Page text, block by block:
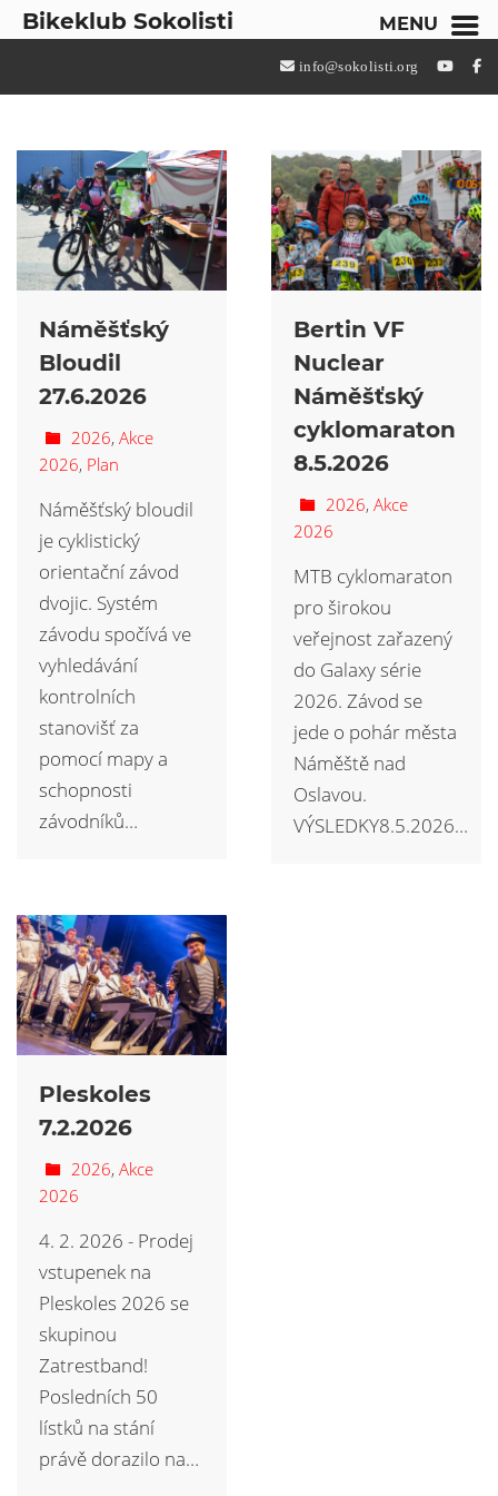
info@sokolisti.org
Náměšťský
Bloudil
27.6.2026
2026, Akce
2026, Plan
Náměšťský bloudil
je cyklistický
orientační závod
dvojic. Systém
závodu spočívá ve
vyhledávání
kontrolních
stanovišť za
pomocí mapy a
schopnosti
závodníků…
Bertin VF
Nuclear
Náměšťský
cyklomaraton
8.5.2026
2026, Akce
2026
MTB cyklomaraton
pro širokou
veřejnost zařazený
do Galaxy série
2026. Závod se
jede o pohár města
Náměště nad
Oslavou.
VÝSLEDKY8.5.2026…
Pleskoles
7.2.2026
2026, Akce
2026
4. 2. 2026 - Prodej
vstupenek na
Pleskoles 2026 se
skupinou
Zatrestband!
Posledních 50
lístků na stání
právě dorazilo na…
Bikeklub Sokolisti MENU